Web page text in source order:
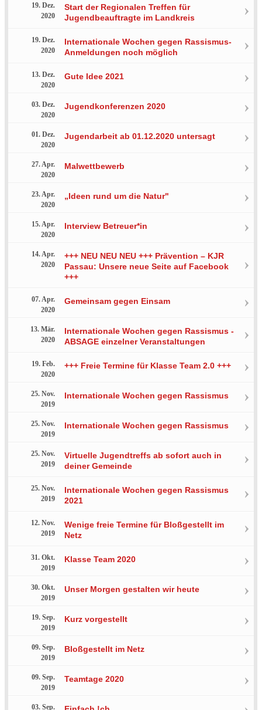
19. Dez.
2020
Start der Regionalen Treffen für
Jugendbeauftragte im Landkreis
19. Dez.
2020
Internationale Wochen gegen Rassismus-
Anmeldungen noch möglich
13. Dez.
2020
Gute Idee 2021
03. Dez.
2020
Jugendkonferenzen 2020
01. Dez.
2020
Jugendarbeit ab 01.12.2020 untersagt
27. Apr.
2020
Malwettbewerb
23. Apr.
2020
„Ideen rund um die Natur"
15. Apr.
2020
Interview Betreuer*in
14. Apr.
2020
+++ NEU NEU NEU +++ Prävention – KJR
Passau: Unsere neue Seite auf Facebook
+++
07. Apr.
2020
Gemeinsam gegen Einsam
13. Mär.
2020
Internationale Wochen gegen Rassismus -
ABSAGE einzelner Veranstaltungen
19. Feb.
2020
+++ Freie Termine für Klasse Team 2.0 +++
25. Nov.
2019
Internationale Wochen gegen Rassismus
25. Nov.
2019
Internationale Wochen gegen Rassismus
25. Nov.
2019
Virtuelle Jugendtreffs ab sofort auch in
deiner Gemeinde
25. Nov.
2019
Internationale Wochen gegen Rassismus
2021
12. Nov.
2019
Wenige freie Termine für Bloßgestellt im
Netz
31. Okt.
2019
Klasse Team 2020
30. Okt.
2019
Unser Morgen gestalten wir heute
19. Sep.
2019
Kurz vorgestellt
09. Sep.
2019
Bloßgestellt im Netz
09. Sep.
2019
Teamtage 2020
03. Sep.